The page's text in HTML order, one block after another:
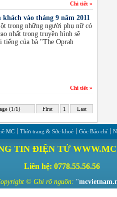
Chi tiết »
vào tháng 9 năm 2011
trong những người phụ nữ có
nhất trong truyền hình sẽ
tiếng của bà "The Oprah
Chi tiết »
(1/1) First 1 Last
MC Thời trang & Sức khoẻ Góc Báo chí
TIN ĐIỆN TỬ
Liên hệ: 0778.55.56.56
© Ghi rõ nguồn: "